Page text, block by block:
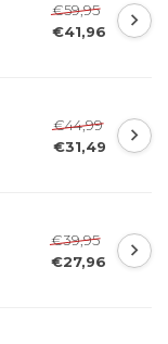
€59,95
€41,96
€44,99
€31,49
€39,95
€27,96